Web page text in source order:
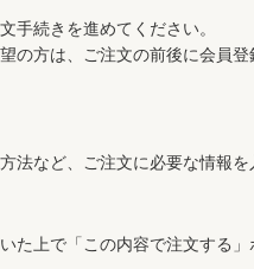
手続きを進めてください。
の方は、ご注文の前後に会員
法など、ご注文に必要な情報を
た上で「この内容で注文する